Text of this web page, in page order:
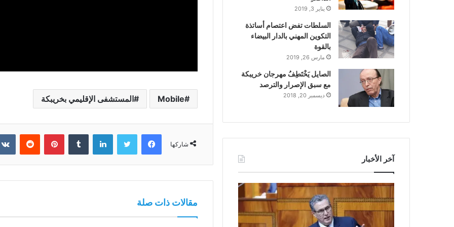
Mobile المستشفى الإقليمي بخريبكة
شاركها
فيسبوك تويتر لينكدإن بينتيريست
مقالات ذات صلة
يناير 3, 2019
السلطات تفض اعتصام أساتذة
التكوين المهني بالدار البيضاء
بالقوة
مارس 26, 2019
الصايل يَخْتَطِفُ مهرجان خريبكة
مع سبق الإصرار والترصد
ديسمبر 20, 2018
آخر الأخبار